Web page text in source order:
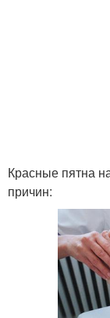
Красные пятна
причин: